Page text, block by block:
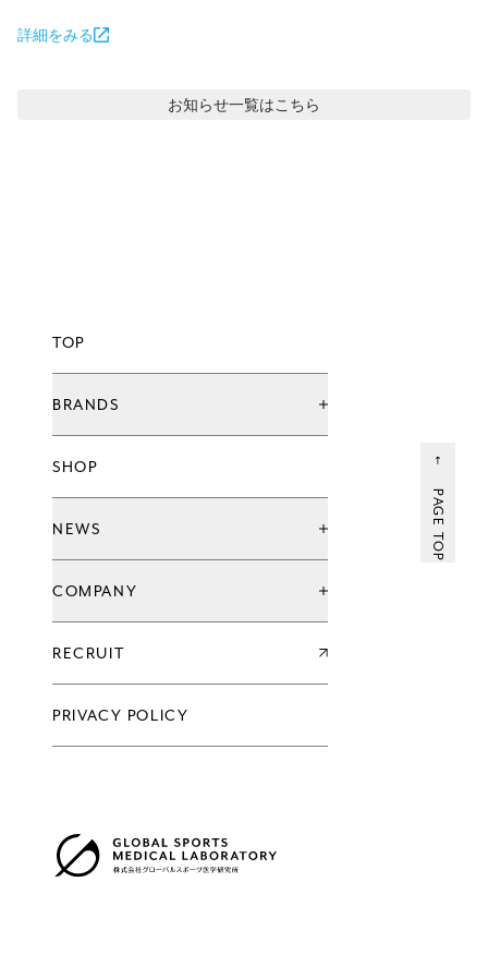
詳細をみる
お知らせ一覧はこちら
株式会社グローバルスポーツ医学研究所
TOP
BRANDS
ブランド一覧
グローバル治療院ブランド
てもみんブランド
ウェルネススタジオ
SHOP
NEWS
お知らせ
キャンペーン
新店情報
COMPANY
会社情報一覧
企業理念
代表メッセージ
沿革
RECRUIT
PRIVACY POLICY
PAGE TOP